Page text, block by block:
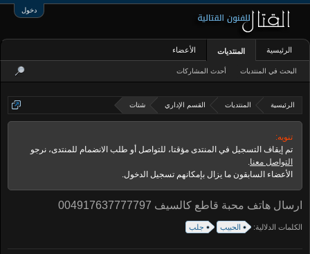
دخول
الرئيسية المنتديات القسم الإداري شتات
تنويه:
تم إيقاف التسجيل في المنتدى مؤقتا، للتواصل أو طلب الانضمام للمنتدى، نرجو
التواصل معنا.
الأعضاء السابقون ما يزال بإمكانهم تسجيل الدخول.
ارسال هاتف محبة قاطع كالسيف 004917637777797
الكلمات الدلالية: الحبيب جلب
الرئيسية المنتديات
البحث في المنتديات أحدث المشاركات
الأعضاء